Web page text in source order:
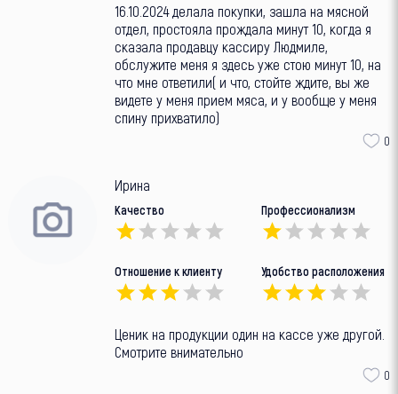
16.10.2024 делала покупки, зашла на мясной
отдел, простояла прождала минут 10, когда я
сказала продавцу кассиру Людмиле,
обслужите меня я здесь уже стою минут 10, на
что мне ответили( и что, стойте ждите, вы же
видете у меня прием мяса, и у вообще у меня
спину прихватило)
0
Ирина
Качество Профессионализм
Отношение к клиенту Удобство расположения
Ценик на продукции один на кассе уже другой.
Смотрите внимательно
0